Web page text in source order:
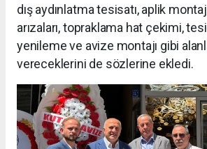
dış aydınlatma tesisatı, aplik
arızaları, topraklama hat çekimi,
yenileme ve avize montajı gibi
vereceklerini de sözlerine ekledi.